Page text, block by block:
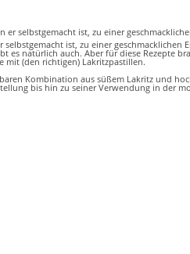
ist, zu einer geschmacklichen
es natürlich auch. Aber für diese Rezepte
mit (den richtigen) Lakritzpastillen.
Kombination aus süßem Lakritz und
bis hin zu seiner Verwendung in der